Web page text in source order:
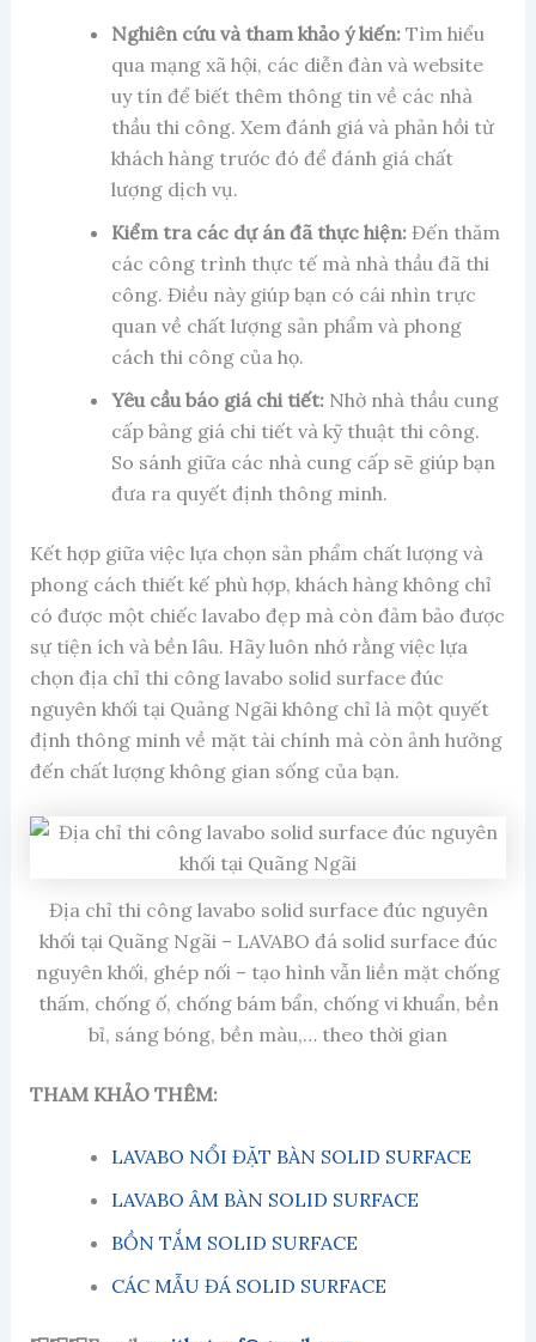
Nghiên cứu và tham khảo ý kiến:Tìm hiểu
qua mạng xã hội, các diễn đàn và website
uy tín để biết thêm thông tin về các nhà
thầu thi công. Xem đánh giá và phản hồi từ
khách hàng trước đó để đánh giá chất
lượng dịch vụ.
Kiểm tra các dự án đã thực hiện:Đến thăm
các công trình thực tế mà nhà thầu đã thi
công. Điều này giúp bạn có cái nhìn trực
quan về chất lượng sản phẩm và phong
cách thi công của họ.
Yêu cầu báo giá chi tiết:Nhờ nhà thầu cung
cấp bảng giá chi tiết và kỹ thuật thi công.
So sánh giữa các nhà cung cấp sẽ giúp bạn
đưa ra quyết định thông minh.
Kết hợp giữa việc lựa chọn sản phẩm chất lượng và
phong cách thiết kế phù hợp, khách hàng không chỉ
có được một chiếc lavabo đẹp mà còn đảm bảo được
sự tiện ích và bền lâu. Hãy luôn nhớ rằng việc lựa
chọn địa chỉ thi công lavabo solid surface đúc
nguyên khối tại Quảng Ngãi không chỉ là một quyết
định thông minh về mặt tài chính mà còn ảnh hưởng
đến chất lượng không gian sống của bạn.
Địa chỉ thi công lavabo solid surface đúc nguyên
khối tại Quãng Ngãi – LAVABO đá solid surface đúc
nguyên khối, ghép nối – tạo hình vẫn liền mặt chống
thấm, chống ố, chống bám bẩn, chống vi khuẩn, bền
bỉ, sáng bóng, bền màu,… theo thời gian
THAM KHẢO THÊM:
LAVABO NỔI ĐẶT BÀN SOLID SURFACE
LAVABO ÂM BÀN SOLID SURFACE
BỒN TẮM SOLID SURFACE
CÁC MẪU ĐÁ SOLID SURFACE